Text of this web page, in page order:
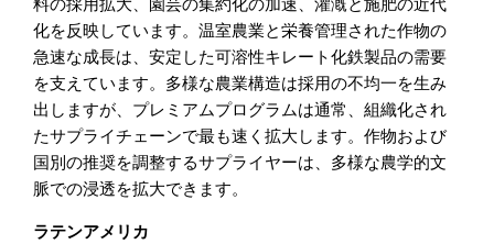
化を反映しています。温室農業と栄養管理された作物の
急速な成長は、安定した可溶性キレート化鉄製品の需要
を支えています。多様な農業構造は採用の不均一を生み
出しますが、プレミアムプログラムは通常、組織化され
たサプライチェーンで最も速く拡大します。作物および
国別の推奨を調整するサプライヤーは、多様な農学的文
脈での浸透を拡大できます。
ラテンアメリカ